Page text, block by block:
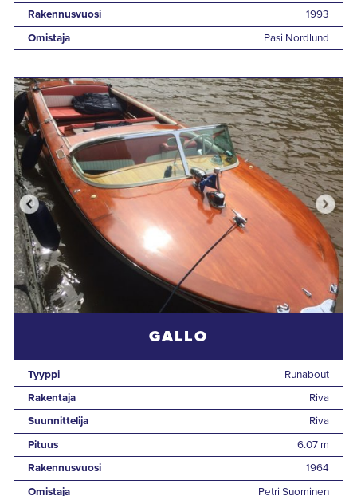
Rakennusvuosi
1993
Omistaja
Pasi Nordlund
GALLO
Tyyppi
Runabout
Rakentaja
Riva
Suunnittelija
Riva
Pituus
6.07 m
Rakennusvuosi
1964
Omistaja
Petri Suominen